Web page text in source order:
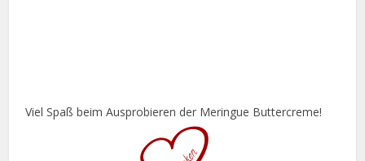
Viel Spaß beim Ausprobieren der Meringue Buttercreme!